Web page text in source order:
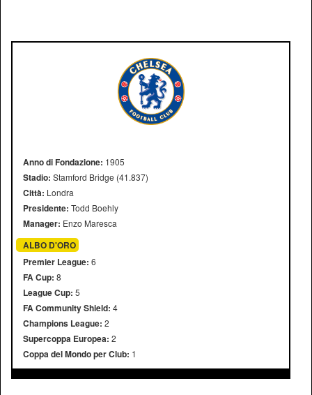
Anno di Fondazione: 1905
Stadio: Stamford Bridge (41.837)
Città: Londra
Presidente: Todd Boehly
Manager: Enzo Maresca
ALBO D'ORO
Premier League: 6
FA Cup: 8
League Cup: 5
FA Community Shield: 4
Champions League: 2
Supercoppa Europea: 2
Coppa del Mondo per Club: 1